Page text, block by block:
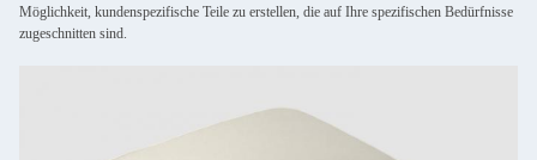
Möglichkeit, kundenspezifische Teile zu erstellen, die auf Ihre spezifischen Bedürfnisse
zugeschnitten sind.